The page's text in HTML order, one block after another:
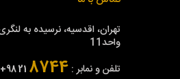
واحد11
تلفن و نمابر :
+98 21 8744